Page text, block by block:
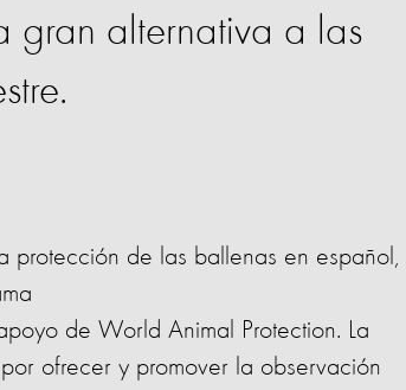
gran alternativa a las
protección de las ballenas en español,
de World Animal Protection. La
ofrecer y promover la observación